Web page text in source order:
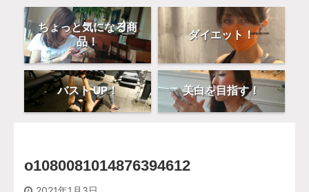
ちょっと気になる商
品！
ダイエット！
バスト UP！ 美白を目指す！
o1080081014876394612